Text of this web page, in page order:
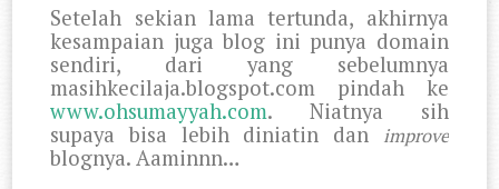
Setelah sekian lama tertunda, akhirnya
kesampaian juga blog ini punya domain
sendiri, dari yang sebelumnya
masihkecilaja.blogspot.com pindah ke
www.ohsumayyah.com. Niatnya sih
supaya bisa lebih diniatin dan
improve
blognya. Aaminnn…